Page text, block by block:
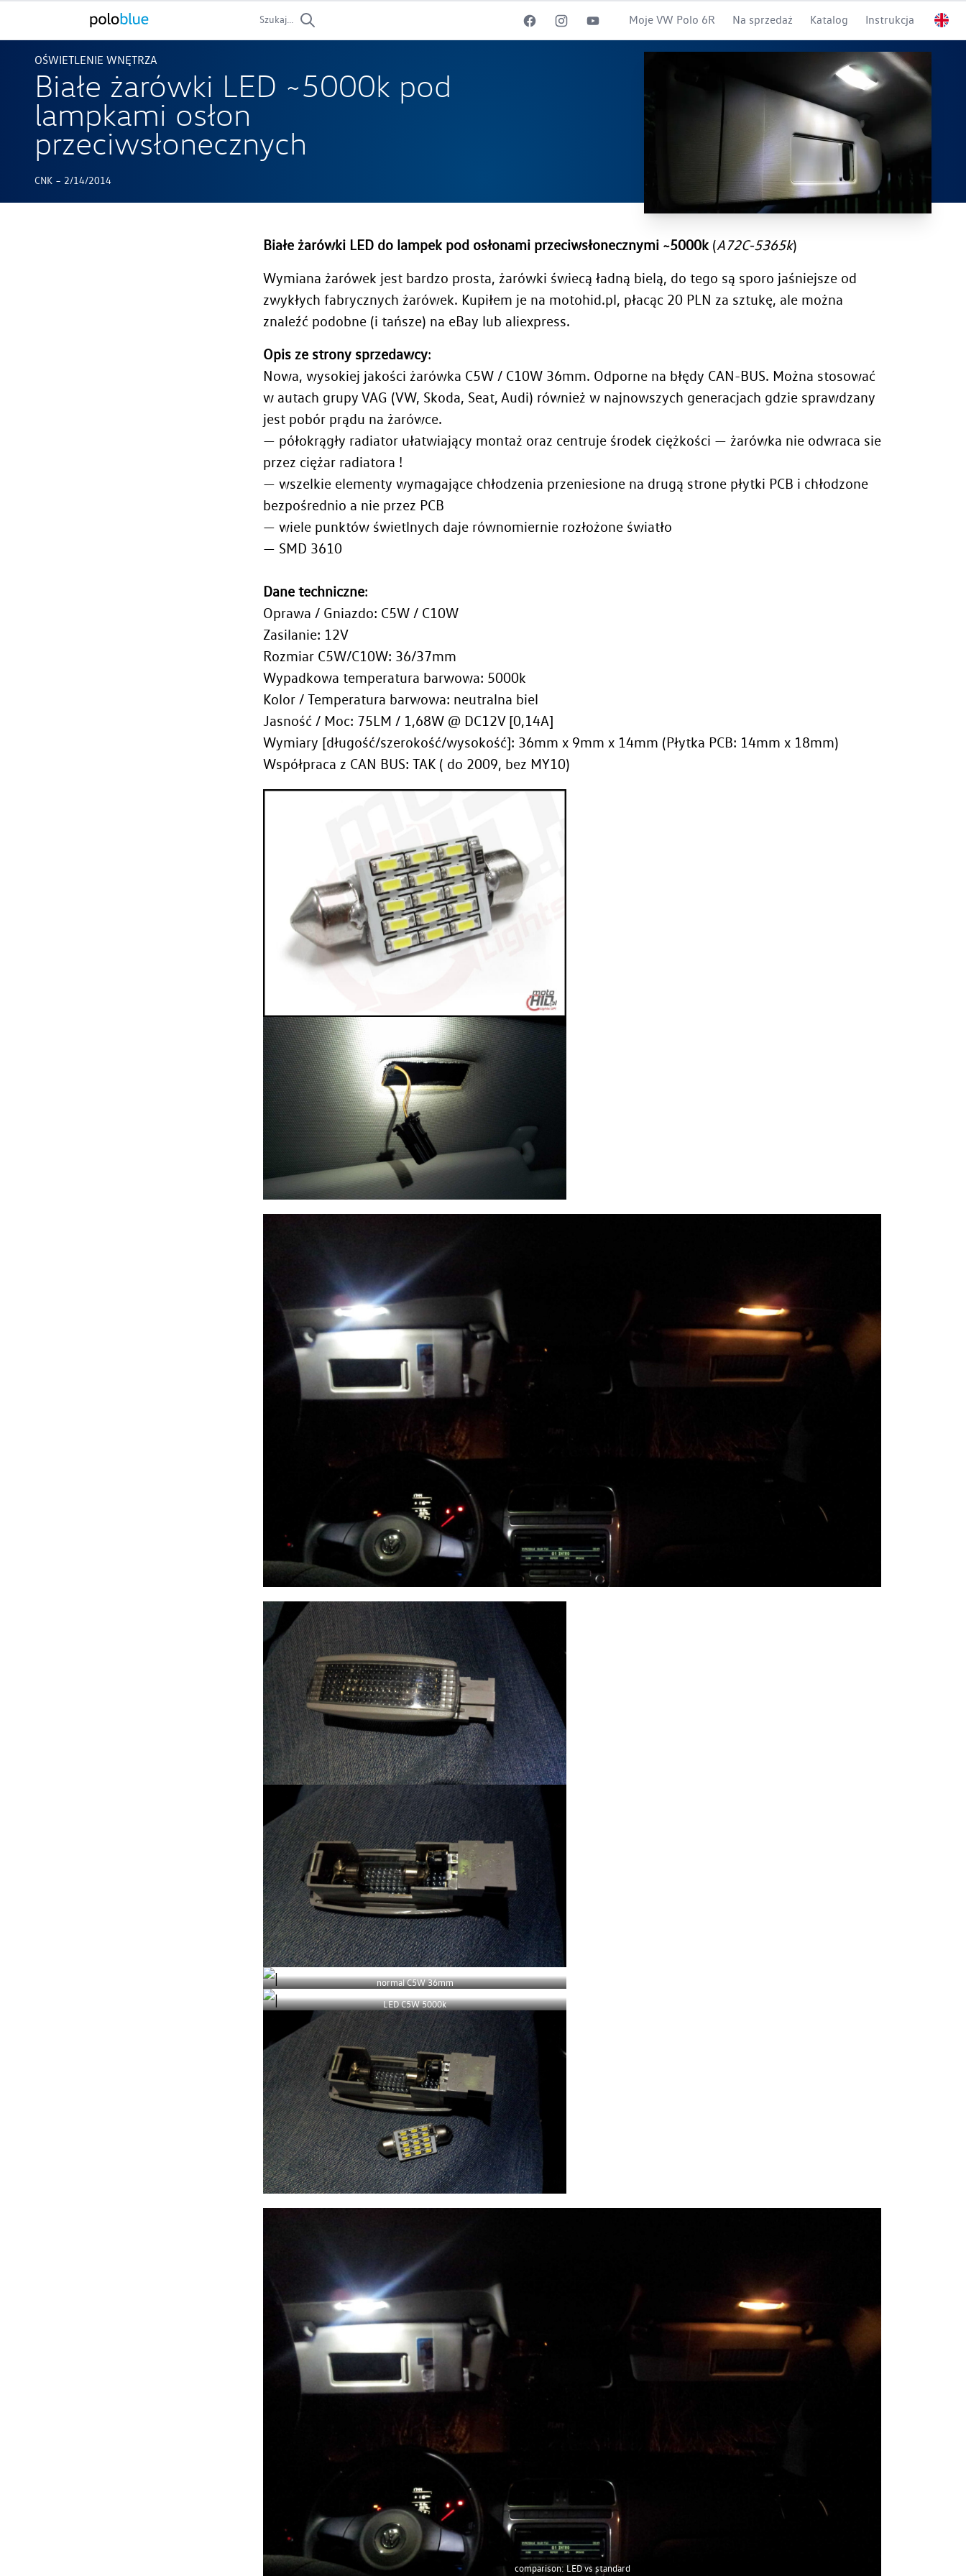
Szukaj... Moje VW Polo 6R Na sprzedaż Katalog Instrukcja
Białe żarówki LED ~5000k pod
lampkami osłon
przeciwsłonecznych
OŚWIETLENIE WNĘTRZA
CNK - 2/14/2014
Białe żarówki LED do lampek pod osłonami przeciwsłonecznymi ~5000k (A72C-5365k)
Wymiana żarówek jest bardzo prosta, żarówki świecą ładną bielą, do tego są sporo jaśniejsze od
zwykłych fabrycznych żarówek. Kupiłem je na motohid.pl, płacąc 20 PLN za sztukę, ale można
znaleźć podobne (i tańsze) na eBay lub aliexpress.
Opis ze strony sprzedawcy:
Nowa, wysokiej jakości żarówka C5W / C10W 36mm. Odporne na błędy CAN-BUS. Można stosować
w autach grupy VAG (VW, Skoda, Seat, Audi) również w najnowszych generacjach gdzie sprawdzany
jest pobór prądu na żarówce.
— półokrągły radiator ułatwiający montaż oraz centruje środek ciężkości — żarówka nie odwraca sie
przez ciężar radiatora !
— wszelkie elementy wymagające chłodzenia przeniesione na drugą strone płytki PCB i chłodzone
bezpośrednio a nie przez PCB
— wiele punktów świetlnych daje równomiernie rozłożone światło
— SMD 3610
Dane techniczne:
Oprawa / Gniazdo: C5W / C10W
Zasilanie: 12V
Rozmiar C5W/C10W: 36/37mm
Wypadkowa temperatura barwowa: 5000k
Kolor / Temperatura barwowa: neutralna biel
Jasność / Moc: 75LM / 1,68W @ DC12V [0,14A]
Wymiary [długość/szerokość/wysokość]: 36mm x 9mm x 14mm (Płytka PCB: 14mm x 18mm)
Współpraca z CAN BUS: TAK ( do 2009, bez MY10)
normal C5W 36mm
LED C5W 5000k
comparison: LED vs standard